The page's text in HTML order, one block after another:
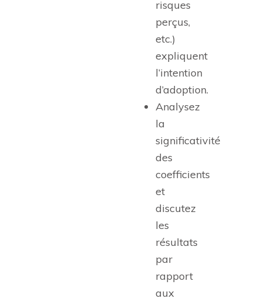
risques
perçus,
etc.)
expliquent
l’intention
d’adoption.
Analysez
la
significativité
des
coefficients
et
discutez
les
résultats
par
rapport
aux